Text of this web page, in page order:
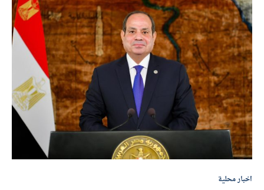
اخبار محلية